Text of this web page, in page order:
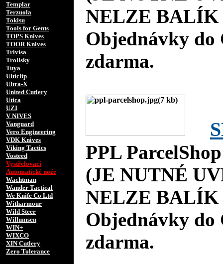
Templar
Terzuola
Tokisu
Tools for Gents
TOPS Knives
TOOR Knives
Trivisa
Trollsky
Tuya
Ulticlip
Ultra-X
United Cutlery
Utica
UZI
V NIVES
Vanguard
Vero Engineering
VDK Knives
Viking Tactics
Vosteed
Vystřelovací
Automatické nože
Wachtman
Wander Tactical
We Knife Co Ltd
Witharmour
Wild Steer
Willumsen
WIN+
WIXCO
XIN Cutlery
Zero Tolerance
NELZE BALÍK
Objednávky do
zdarma.
PPL
(JE NUTNÉ
NELZE BALÍK
Objednávky do
zdarma.